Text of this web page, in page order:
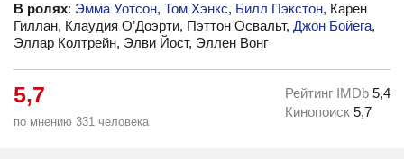
В ролях: Эмма Уотсон, Том Хэнкс, Билл Пэкстон, Карен
Гиллан, Клаудия О’Доэрти, Пэттон Освальт, Джон Бойега,
Эллар Колтрейн, Элви Йост, Эллен Вонг
5,7
по мнению 331 человека
Рейтинг IMDb 5,4
Кинопоиск 5,7